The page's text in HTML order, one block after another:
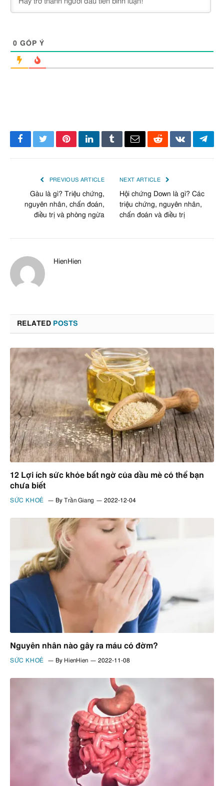
0 GÓP Ý
Facebook
TwitterPinterestLinkedInTumblrEmailRedditVKontakte
PREVIOUS ARTICLE
Gàu là gì? Triệu chứng,
nguyên nhân, chẩn đoán,
điều trị và phòng ngừa
NEXT ARTICLE
Hội chứng Down là gì? Các
triệu chứng, nguyên nhân,
chẩn đoán và điều trị
HienHien
RELATED POSTS
12 Lợi ích sức khỏe bất ngờ của dầu mè có thể bạn
chưa biết
SỨC KHOẺ By Trần Giang 2022-12-04
Nguyên nhân nào gây ra máu có đờm?
SỨC KHOẺ By HienHien 2022-11-08